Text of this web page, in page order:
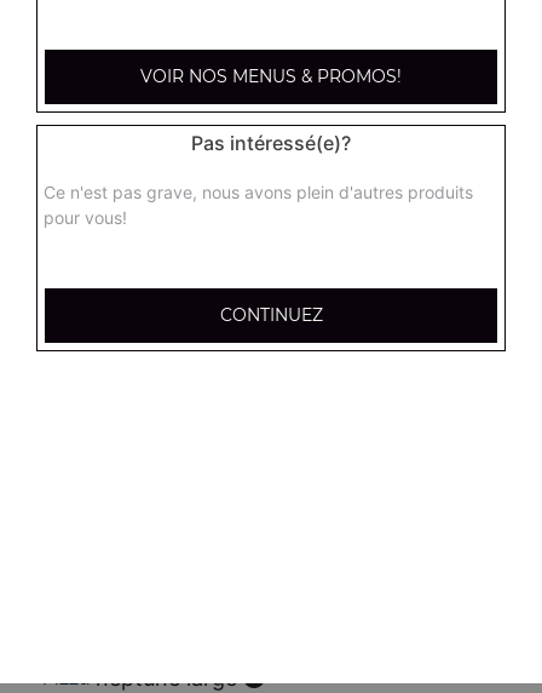
17.95€
Base sauce tomate, boeuf, jambon, poulet, merguez
supreme sucuk large
Base sauce tomate, oignons, poivrons, champignons,
neptune large
VOIR NOS MENUS & PROMOS!
Pas intéressé(e)?
Ce n'est pas grave, nous avons plein d'autres produits
pour vous!
CONTINUEZ